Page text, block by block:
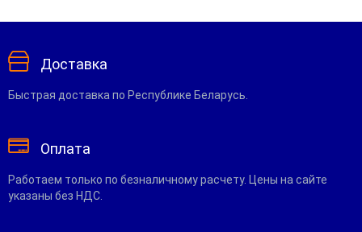
Доставка
Быстрая доставка по Республике Беларусь.
Оплата
Работаем только по безналичному расчету. Цены на сайте
указаны без НДС.